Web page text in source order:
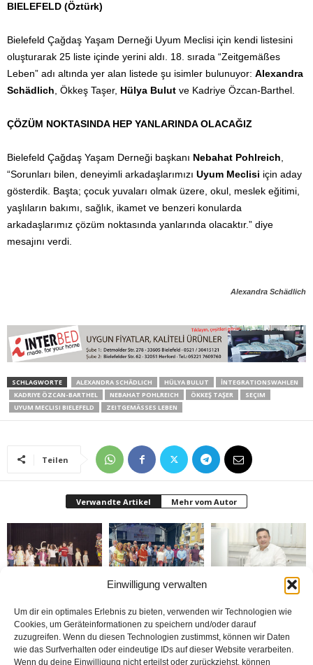
Einwilligung verwalten
Um dir ein optimales Erlebnis zu bieten, verwenden wir Technologien wie
Cookies, um Geräteinformationen zu speichern und/oder darauf
zuzugreifen. Wenn du diesen Technologien zustimmst, können wir Daten
wie das Surfverhalten oder eindeutige IDs auf dieser Website verarbeiten.
Wenn du deine Einwilligung nicht erteilst oder zurückziehst, können
BIELEFELD (Öztürk)
Bielefeld Çağdaş Yaşam Derneği Uyum Meclisi için kendi listesini
oluşturarak 25 liste içinde yerini aldı. 18. sırada “Zeitgemäßes
Leben” adı altında yer alan listede şu isimler bulunuyor: Alexandra
Schädlich, Ökkeş Taşer, Hülya Bulut ve Kadriye Özcan-Barthel.
ÇÖZÜM NOKTASINDA HEP YANLARINDA OLACAĞIZ
Bielefeld Çağdaş Yaşam Derneği başkanı Nebahat Pohlreich,
“Sorunları bilen, deneyimli arkadaşlarımızı Uyum Meclisi için aday
gösterdik. Başta; çocuk yuvaları olmak üzere, okul, meslek eğitimi,
yaşlıların bakımı, sağlık, ikamet ve benzeri konularda
arkadaşlarımız çözüm noktasında yanlarında olacaktır.” diye
mesajını verdi.
Alexandra Schädlich
SCHLAGWORTE ALEXANDRA SCHÄDLICH HÜLYA BULUT
İNTEGRATIONSWAHLEN
KADRIYE ÖZCAN-BARTHEL
NEBAHAT POHLREICH ÖKKEŞ TAŞER
SEÇIM
UYUM MECLISI BIELEFELD
ZEITGEMÄSSES LEBEN
Teilen
Verwandte Artikel Mehr vom Autor
Festivali yapıldı
Yabancılar Haftası
donduruldu